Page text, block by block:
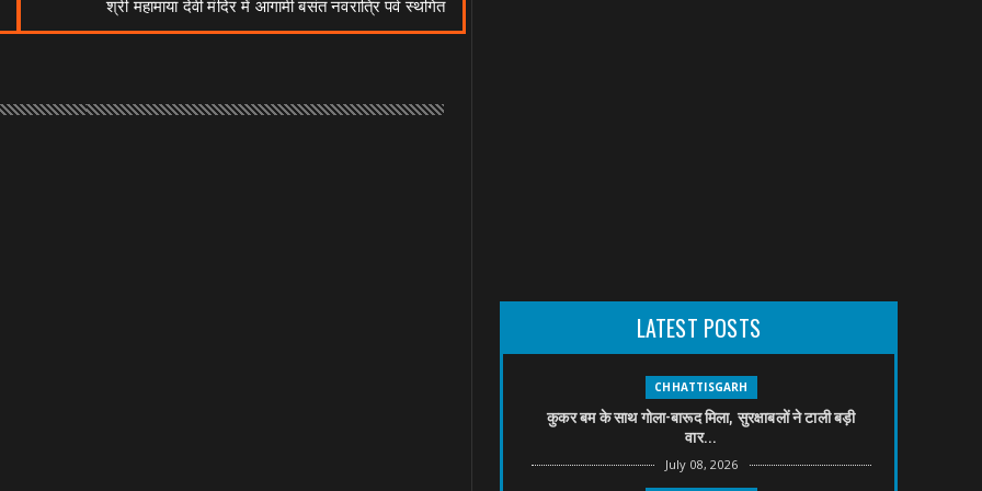
श्री महामाया देवी मंदिर में आगामी बसंत नवरात्रि पर्व स्थगित
LATEST POSTS
CHHATTISGARH
कुकर बम के साथ गोला-बारूद मिला, सुरक्षाबलों ने टाली बड़ी
वार...
July 08, 2026